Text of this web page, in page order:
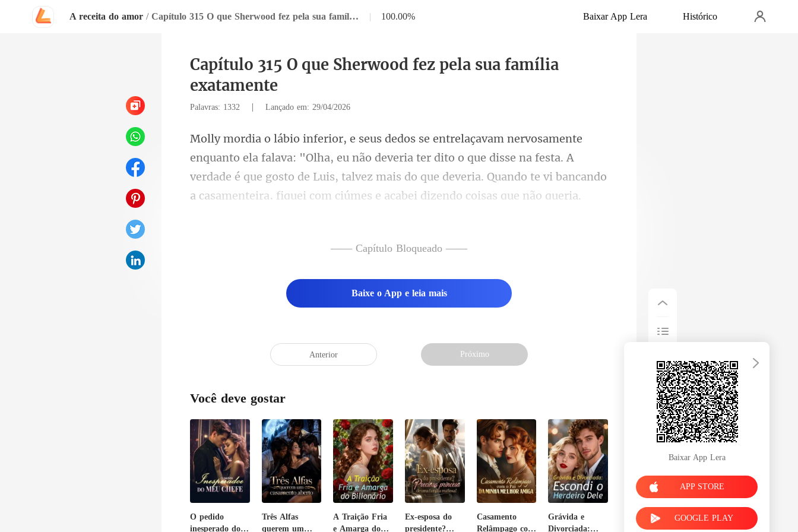
A receita do amor / Capítulo 315 O que Sherwood fez pela sua família exatamente | 100.00% Baixar App Lera Histórico
Capítulo 315 O que Sherwood fez pela sua família
exatamente
Palavras: 1332 | Lançado em: 29/04/2026
ter dito o que disse na festa. A
verdade é que gosto de Luis, talvez mais do que deveria. Quando te vi bancando
a ca
—— Capítulo Bloqueado ——
Baixe o App e leia mais
Anterior Próximo
Você deve gostar
O pedido
inesperado do
Três Alfas
querem um
A Traição Fria
e Amarga do
Ex-esposa do
presidente?
Casamento
Relâmpago com
Grávida e
Divorciada:
Baixar App Lera
APP STORE
GOOGLE PLAY